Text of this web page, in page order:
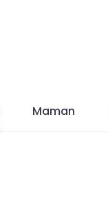
Maman